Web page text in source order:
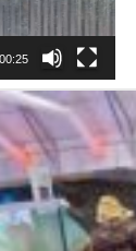
00:25